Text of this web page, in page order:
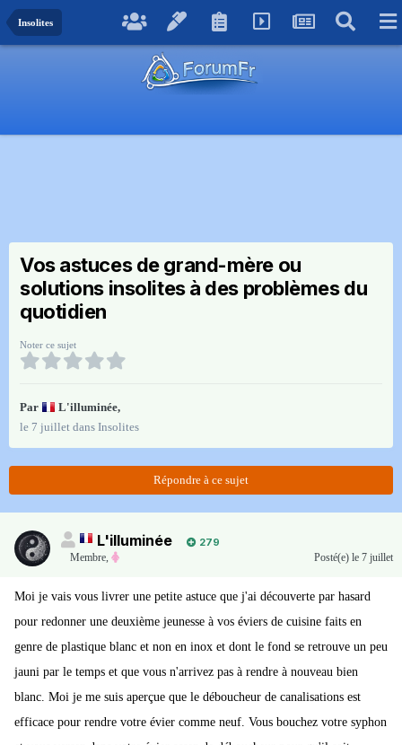
Insolites
Vos astuces de grand-mère ou
solutions insolites à des problèmes du
quotidien
Noter ce sujet
Par L'illuminée,
le 7 juillet dans Insolites
Répondre à ce sujet
L'illuminée
279
Membre, Posté(e) le 7 juillet
Moi je vais vous livrer une petite astuce que j'ai découverte par hasard
pour redonner une deuxième jeunesse à vos éviers de cuisine faits en
genre de plastique blanc et non en inox et dont le fond se retrouve un peu
jauni par le temps et que vous n'arrivez pas à rendre à nouveau bien
blanc. Moi je me suis aperçue que le déboucheur de canalisations est
efficace pour rendre votre évier comme neuf. Vous bouchez votre syphon